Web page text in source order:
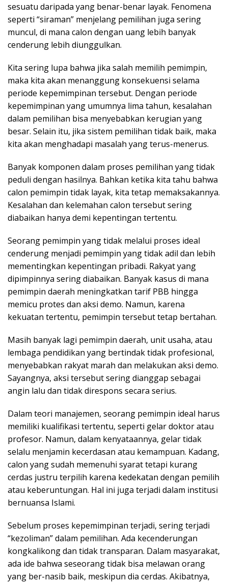
sesuatu daripada yang benar-benar layak. Fenomena
seperti “siraman” menjelang pemilihan juga sering
muncul, di mana calon dengan uang lebih banyak
cenderung lebih diunggulkan.
Kita sering lupa bahwa jika salah memilih pemimpin,
maka kita akan menanggung konsekuensi selama
periode kepemimpinan tersebut. Dengan periode
kepemimpinan yang umumnya lima tahun, kesalahan
dalam pemilihan bisa menyebabkan kerugian yang
besar. Selain itu, jika sistem pemilihan tidak baik, maka
kita akan menghadapi masalah yang terus-menerus.
Banyak komponen dalam proses pemilihan yang tidak
peduli dengan hasilnya. Bahkan ketika kita tahu bahwa
calon pemimpin tidak layak, kita tetap memaksakannya.
Kesalahan dan kelemahan calon tersebut sering
diabaikan hanya demi kepentingan tertentu.
Seorang pemimpin yang tidak melalui proses ideal
cenderung menjadi pemimpin yang tidak adil dan lebih
mementingkan kepentingan pribadi. Rakyat yang
dipimpinnya sering diabaikan. Banyak kasus di mana
pemimpin daerah meningkatkan tarif PBB hingga
memicu protes dan aksi demo. Namun, karena
kekuatan tertentu, pemimpin tersebut tetap bertahan.
Masih banyak lagi pemimpin daerah, unit usaha, atau
lembaga pendidikan yang bertindak tidak profesional,
menyebabkan rakyat marah dan melakukan aksi demo.
Sayangnya, aksi tersebut sering dianggap sebagai
angin lalu dan tidak direspons secara serius.
Dalam teori manajemen, seorang pemimpin ideal harus
memiliki kualifikasi tertentu, seperti gelar doktor atau
profesor. Namun, dalam kenyataannya, gelar tidak
selalu menjamin kecerdasan atau kemampuan. Kadang,
calon yang sudah memenuhi syarat tetapi kurang
cerdas justru terpilih karena kedekatan dengan pemilih
atau keberuntungan. Hal ini juga terjadi dalam institusi
bernuansa Islami.
Sebelum proses kepemimpinan terjadi, sering terjadi
“kezoliman” dalam pemilihan. Ada kecenderungan
kongkalikong dan tidak transparan. Dalam masyarakat,
ada ide bahwa seseorang tidak bisa melawan orang
yang ber-nasib baik, meskipun dia cerdas. Akibatnya,